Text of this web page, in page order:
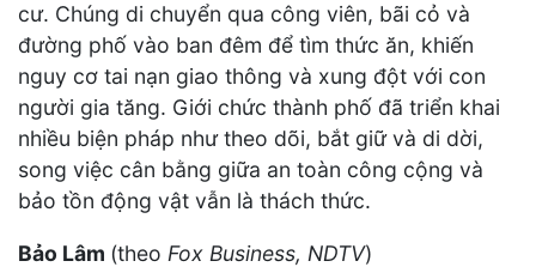
cư. Chúng di chuyển qua công viên, bãi cỏ và
đường phố vào ban đêm để tìm thức ăn, khiến
nguy cơ tai nạn giao thông và xung đột với con
người gia tăng. Giới chức thành phố đã triển khai
nhiều biện pháp như theo dõi, bắt giữ và di dời,
song việc cân bằng giữa an toàn công cộng và
bảo tồn động vật vẫn là thách thức.
Bảo Lâm (theo Fox Business, NDTV)